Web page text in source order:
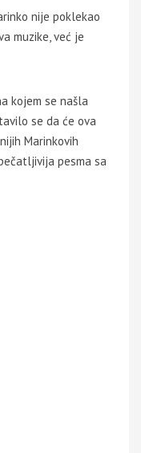
nije poklekao
muzike, već je
kojem se našla
se da će ova
Marinkovih
pesma sa